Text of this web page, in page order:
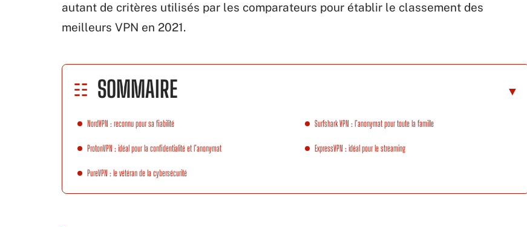
autant de critères utilisés par les comparateurs pour établir le classement des
meilleurs VPN en 2021.
SOMMAIRE
NordVPN : reconnu pour sa fiabilité
ProtonVPN : idéal pour la confidentialité et l’anonymat
PureVPN : le vétéran de la cybersécurité
Surfshark VPN : l’anonymat pour toute la famille
ExpressVPN : idéal pour le streaming